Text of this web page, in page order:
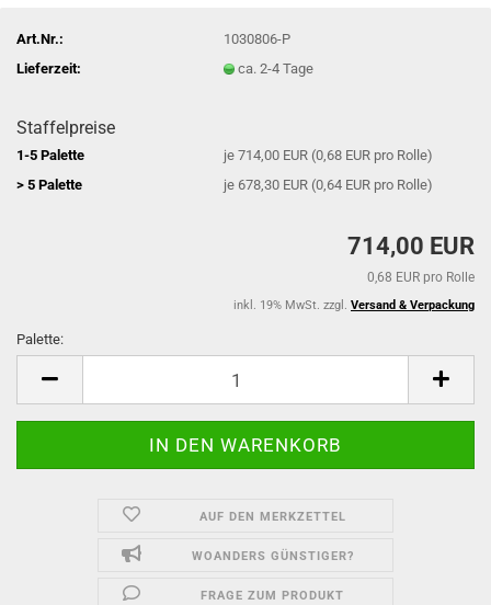
Art.Nr.:
1030806-P
Lieferzeit:
ca. 2-4 Tage
Staffelpreise
1-5 Palette
je 714,00 EUR (0,68 EUR pro Rolle)
> 5 Palette
je 678,30 EUR (0,64 EUR pro Rolle)
714,00 EUR
0,68 EUR pro Rolle
inkl. 19% MwSt. zzgl. Versand & Verpackung
Palette:
AUF DEN MERKZETTEL
WOANDERS GÜNSTIGER?
FRAGE ZUM PRODUKT